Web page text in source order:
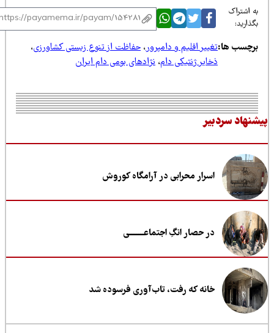
اشتراک
ها:تغییر اقلیم و دامپرور،حفاظت از تنوع زیستی کشاورزی،
ذخایر ژنتیکی دام،نژادهای بومی دام ایران
سردبیر
اسرار محرابی در آرامگاه کوروش
در حصار انگِ اجتماعــــــــی
خانه که رفت، تاب‌آوری فرسوده شد